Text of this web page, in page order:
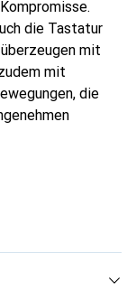
die Tastatur
mit
mit
die